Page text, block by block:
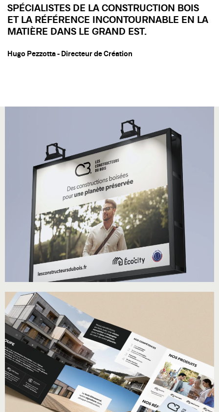
SPÉCIALISTES DE LA CONSTRUCTION BOIS
ET LA RÉFÉRENCE INCONTOURNABLE EN LA
MATIÈRE DANS LE GRAND EST.
Hugo Pezzotta - Directeur de Création